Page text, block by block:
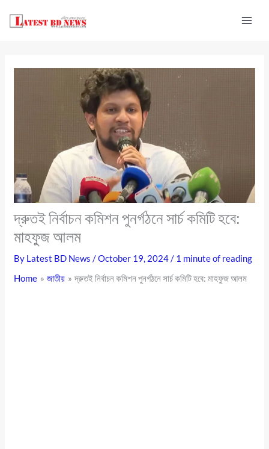
দ্রুতই নির্বাচন কমিশন পুনর্গঠনে সার্চ কমিটি হবে:
মাহফুজ আলম
By Latest BD News/October 19, 2024/ 1 minute of reading
Home
জাতীয় দ্রুতই নির্বাচন কমিশন পুনর্গঠনে সার্চ কমিটি হবে: মাহফুজ আলম